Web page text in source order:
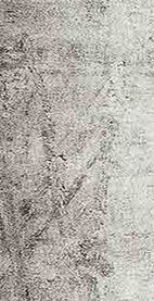
mein herz